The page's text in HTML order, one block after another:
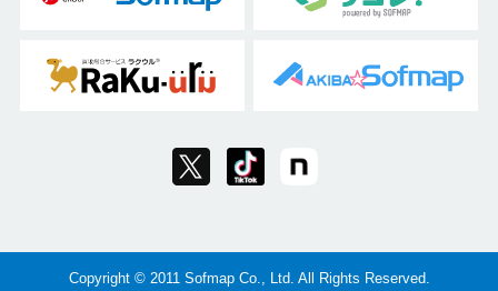
Copyright © 2011 Sofmap Co., Ltd. All Rights Reserved.